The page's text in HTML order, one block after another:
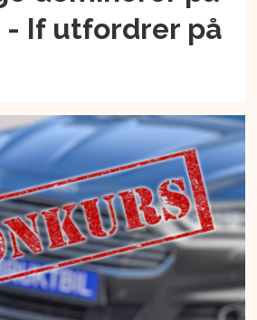
- If utfordrer på